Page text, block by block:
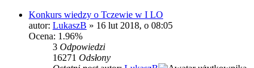
Konkurs wiedzy o Tczewie w I LO
autor: LukaszB » 16 lut 2018, o 08:05
Ocena: 1.96%
3 Odpowiedzi
16271 Odsłony